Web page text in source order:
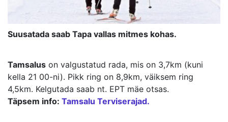
Suusatada saab Tapa vallas mitmes kohas.
Tamsalus on valgustatud rada, mis on 3,7km (kuni
kella 21 00-ni). Pikk ring on 8,9km, väiksem ring
4,5km. Kelgutada saab nt. EPT mäe otsas.
Täpsem info: Tamsalu Terviserajad.